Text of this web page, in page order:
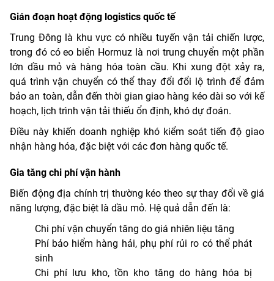
Gián đoạn hoạt động logistics quốc tế
Trung Đông là khu vực có nhiều tuyến vận tải chiến lược,
trong đó có eo biển Hormuz là nơi trung chuyển một phần
lớn dầu mỏ và hàng hóa toàn cầu. Khi xung đột xảy ra,
quá trình vận chuyển có thể thay đổi đổi lộ trình để đảm
bảo an toàn, dẫn đến thời gian giao hàng kéo dài so với kế
hoạch, lịch trình vận tải thiếu ổn định, khó dự đoán.
Điều này khiến doanh nghiệp khó kiểm soát tiến độ giao
nhận hàng hóa, đặc biệt với các đơn hàng quốc tế.
Gia tăng chi phí vận hành
Biến động địa chính trị thường kéo theo sự thay đổi về giá
năng lượng, đặc biệt là dầu mỏ. Hệ quả dẫn đến là:
Chi phí vận chuyển tăng do giá nhiên liệu tăng
Phí bảo hiểm hàng hải, phụ phí rủi ro có thể phát
sinh
Chi phí lưu kho, tồn kho tăng do hàng hóa bị